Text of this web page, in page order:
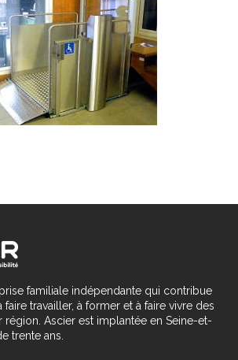
familiale indépendante qui contribue
faire travailler, à former et à faire vivre des
région. Ascier est implantée en Seine-et-
trente ans.